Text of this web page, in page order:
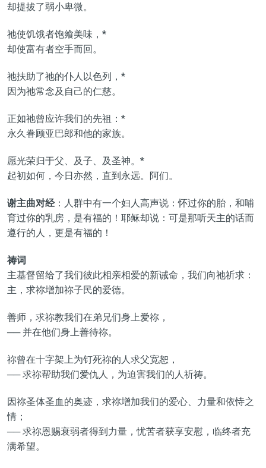
却提拔了弱小卑微。
祂使饥饿者饱飨美味，*
却使富有者空手而回。
祂扶助了祂的仆人以色列，*
因为祂常念及自己的仁慈。
正如祂曾应许我们的先祖：*
永久眷顾亚巴郎和他的家族。
愿光荣归于父、及子、及圣神。*
起初如何，今日亦然，直到永远。阿们。
谢主曲对经：人群中有一个妇人高声说：怀过你的胎，和哺
育过你的乳房，是有福的！耶稣却说：可是那听天主的话而
遵行的人，更是有福的！
祷词
主基督留给了我们彼此相亲相爱的新诫命，我们向祂祈求：
主，求祢增加祢子民的爱德。
善师，求祢教我们在弟兄们身上爱祢，
── 并在他们身上善待祢。
祢曾在十字架上为钉死祢的人求父宽恕，
── 求祢帮助我们爱仇人，为迫害我们的人祈祷。
因祢圣体圣血的奥迹，求祢增加我们的爱心、力量和依恃之
情；
── 求祢恩赐衰弱者得到力量，忧苦者获享安慰，临终者充
满希望。